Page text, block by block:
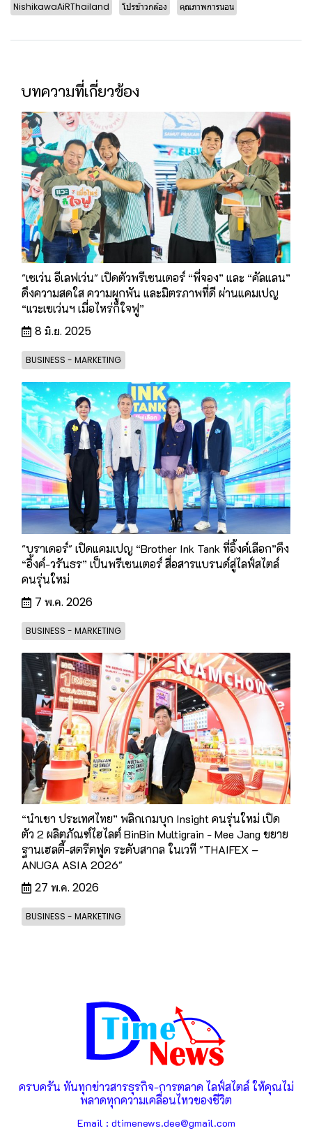
NishikawaAiRThailand
โปรข้าวกล้อง คุณภาพการนอน
บทความที่เกี่ยวข้อง
"เซเว่น อีเลฟเว่น" เปิดตัวพรีเซนเตอร์ “พี่จอง” และ “คัลแลน”
ดึงความสดใส ความผูกพัน และมิตรภาพที่ดี ผ่านแคมเปญ
“แวะเซเว่นฯ เมื่อไหร่ก็ใจฟู”
8 มิ.ย. 2025
BUSINESS - MARKETING
"บราเดอร์" เปิดแคมเปญ “Brother Ink Tank ที่อิ้งค์เลือก”ดึง
“อิ้งค์-วรันธร” เป็นพรีเซนเตอร์ สื่อสารแบรนด์สู่ไลฟ์สไตล์
คนรุ่นใหม่
7 พ.ค. 2026
BUSINESS - MARKETING
“นำเชา ประเทศไทย” พลิกเกมบุก Insight คนรุ่นใหม่ เปิด
ตัว 2 ผลิตภัณฑ์ไฮไลต์ BinBin Multigrain - Mee Jang ขยาย
ฐานเฮลตี้-สตรีตฟูด ระดับสากล ในเวที "THAIFEX –
ANUGA ASIA 2026"
27 พ.ค. 2026
BUSINESS - MARKETING
ครบครัน ทันทุกข่าวสารธุรกิจ-การตลาด ไลฟ์สไตล์ ให้คุณไม่
พลาดทุกความเคลื่อนไหวของชีวิต
Email : dtimenews.dee@gmail.com